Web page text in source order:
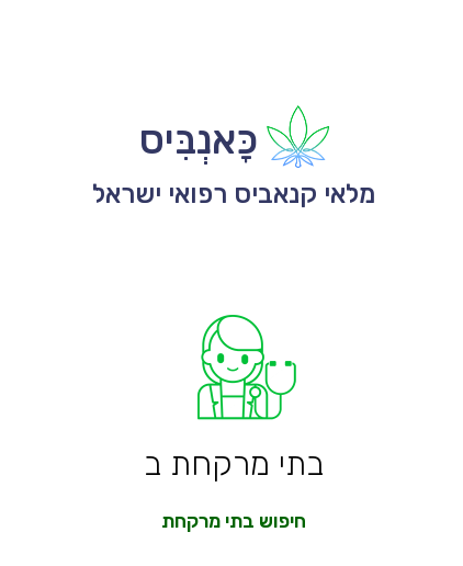
כָּאנְבִּיס
מלאי קנאביס רפואי ישראל
בתי מרקחת ב
חיפוש בתי מרקחת